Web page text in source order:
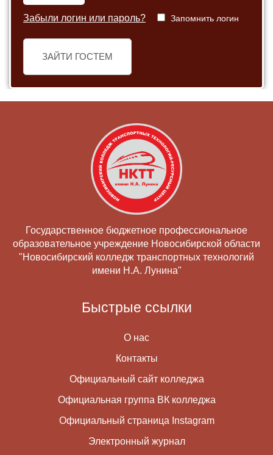
Забыли логин или пароль? Запомнить логин
ЗАЙТИ ГОСТЕМ
Государственное бюджетное профессиональное
образовательное учреждение Новосибирской области
"Новосибирский колледж транспортных технологий
имени Н.А. Лунина"
Быстрые ссылки
О нас
Контакты
Официальный сайт колледжа
Официальная группа ВК колледжа
Официальный страница Instagram
Электронный журнал